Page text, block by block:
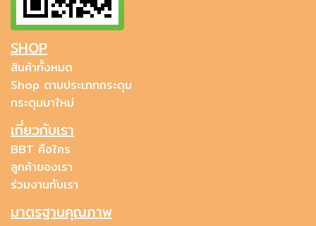
SHOP
สินค้าทั้งหมด
Shop ตามประเภทกระดุม
กระดุมมาใหม่
เกี่ยวกับเรา
BBT คือใคร
ลูกค้าของเรา
ร่วมงานกับเรา
มาตรฐานคุณภาพ